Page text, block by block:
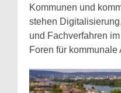
Kommunen und
stehen
und Fachverfahren
Foren für kommunale